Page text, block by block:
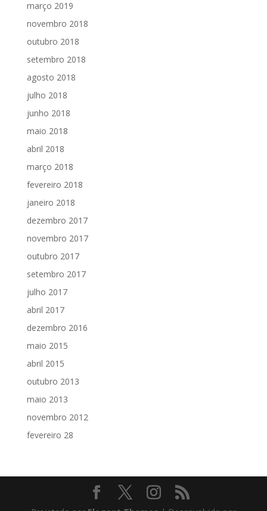
março 2019
novembro 2018
outubro 2018
setembro 2018
agosto 2018
julho 2018
junho 2018
maio 2018
abril 2018
março 2018
fevereiro 2018
janeiro 2018
dezembro 2017
novembro 2017
outubro 2017
setembro 2017
julho 2017
abril 2017
dezembro 2016
maio 2015
abril 2015
outubro 2013
maio 2013
novembro 2012
fevereiro 28